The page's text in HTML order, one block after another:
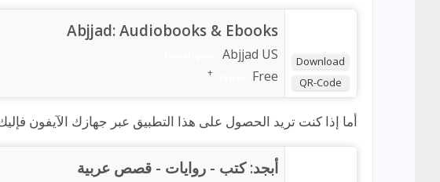
Download
QR-Code
Abjjad: Audiobooks & Ebooks
Abjjad US
Free
+
أما إذا كنت تريد الحصول على هذا التطبيق عبر جهازك الآيفون
أبجد: كتب - روايات - قصص عربية